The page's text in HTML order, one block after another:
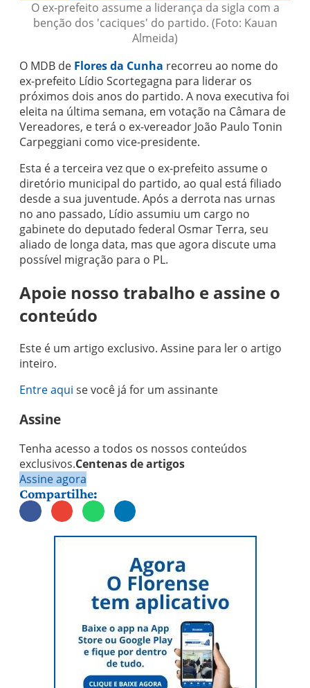
O ex-prefeito assume a liderança da sigla com a
benção dos 'caciques' do partido. (Foto: Kauan
Almeida)
O MDB de Flores da Cunha recorreu ao nome do
ex-prefeito Lídio Scortegagna para liderar os
próximos dois anos do partido. A nova executiva foi
eleita na última semana, em votação na Câmara de
Vereadores, e terá o ex-vereador João Paulo Tonin
Carpeggiani como vice-presidente.
Esta é a terceira vez que o ex-prefeito assume o
diretório municipal do partido, ao qual está filiado
desde a sua juventude. Após a derrota nas urnas
no ano passado, Lídio assumiu um cargo no
gabinete do deputado federal Osmar Terra, seu
aliado de longa data, mas que agora discute uma
possível migração para o PL.
Apoie nosso trabalho e assine o
conteúdo
Este é um artigo exclusivo. Assine para ler o artigo
inteiro.
Entre aqui se você já for um assinante
Assine
Tenha acesso a todos os nossos conteúdos
exclusivos.Centenas de artigos
Assine agora
Compartilhe: